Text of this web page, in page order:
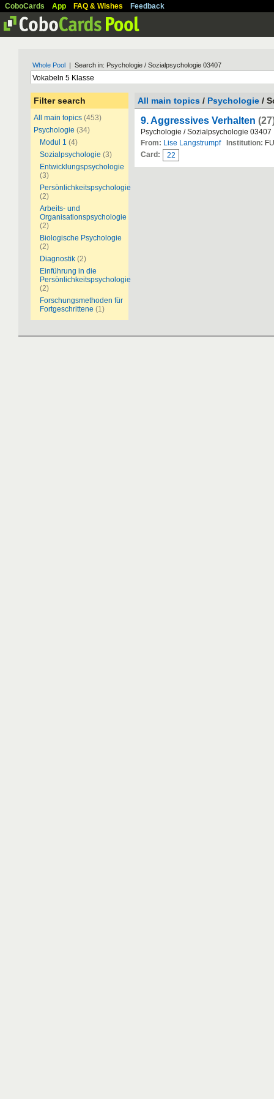
CoboCards App FAQ & Wishes Feedback
Whole Pool | Search in: Psychologie / Sozialpsychologie 03407
Filter search
All main topics (453)
Psychologie (34)
Modul 1 (4)
Sozialpsychologie (3)
Entwicklungspsychologie
(3)
Persönlichkeitspsychologie
(2)
Arbeits- und
Organisationspsychologie
(2)
Biologische Psychologie
(2)
Diagnostik (2)
Einführung in die
Persönlichkeitspsychologie
(2)
Forschungsmethoden für
Fortgeschrittene (1)
All main topics / Psychologie /
9. Aggressives Verhalten
Psychologie / Sozialpsychologie 03407
From: Lise Langstrumpf Institution:
Card:
22